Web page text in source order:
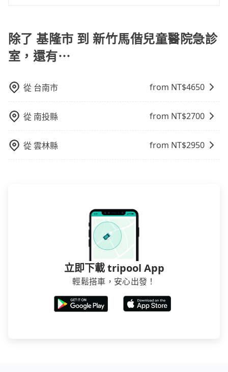
特殊需求或人數較多，需要大T保母車、20人座中巴、
40人座大巴或遊覽車，可特別填單並另外報價。
訂購時填寫的數量。請務必確實填寫當日實際攜帶的行
李及乘坐的總人數，包含成人及兒童／嬰幼兒。 2) 孩童
同行，卻無自備或加購兒童座椅。提醒您，為了保護孩
必須乘坐兒童座椅。 3) 搭乘寵物友善專車卻沒有裝籠。
避免影響行車安全，請您務將寵物置入提籠或提袋內。
除了 基隆市 到 新竹馬偕兒童醫院急診
室，還有⋯
從 台南市 from NT$4650
從 南投縣 from NT$2700
從雲林縣 from NT$2950
立即下載 tripool App
輕鬆搭車，安心出發！